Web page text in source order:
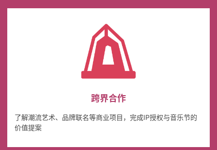
跨界合作
了解潮流艺术、品牌联名等商业项目，完成IP授权与音乐节的
价值提案